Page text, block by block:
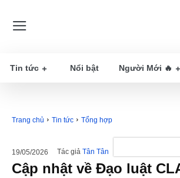
Tin tức Nổi bật Người Mới 🔥
Trang chủ Tin tức Tổng hợp
19/05/2026 Tác giả Tân Tân
Cập nhật về Đạo luật